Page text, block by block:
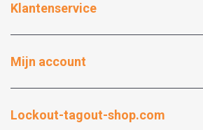
Klantenservice
Mijn account
Lockout-tagout-shop.com